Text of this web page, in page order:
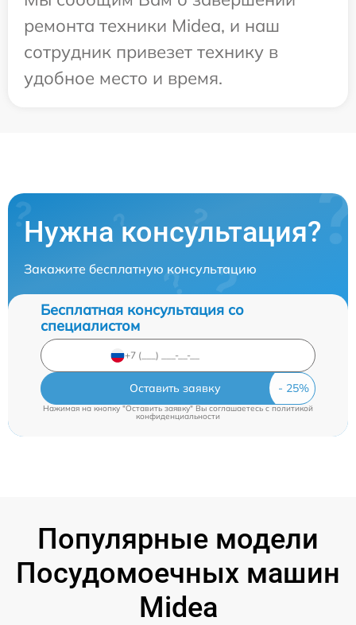
ремонта техники Midea, и наш
сотрудник привезет технику в
удобное место и время.
Нужна консультация?
Закажите бесплатную консультацию
Бесплатная консультация со
специалистом
Оставить заявку
Нажимая на кнопку "Оставить заявку" Вы соглашаетесь cполитикой
конфиденциальности
Популярные модели
Посудомоечных машин
Midea